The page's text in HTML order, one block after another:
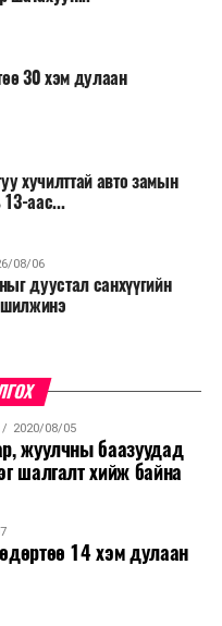
30 хэм дулаан
хучилттай авто замын
13-аас...
08/06
дуустал санхүүгийн
2020/08/05
жуулчны баазуудад
шалгалт хийж байна
14 хэм дулаан